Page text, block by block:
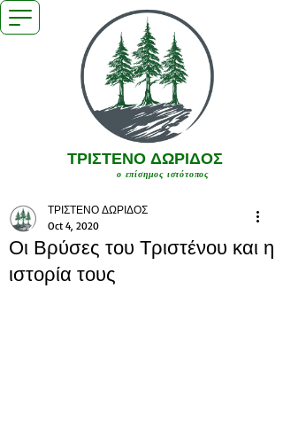
ο επίσημος ιστότοπος
ΤΡΙΣΤΕΝΟ ΔΩΡΙΔΟΣ
Οι Βρύσες του Τριστένου και η
ιστορία τους
ΤΡΙΣΤΕΝΟ ΔΩΡΙΔΟΣ
Oct 4, 2020